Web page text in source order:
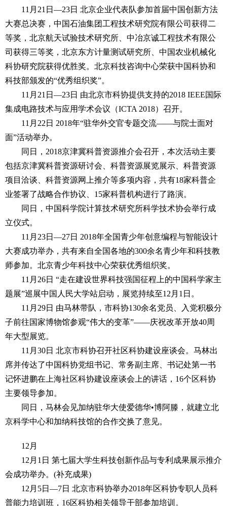
11月21日—23日 北京企业代表队参加首届中国创新方法
大赛总决赛，中国石油集团工程技术研究院有限公司获得二
等奖，北京航天试验技术研究所、中冶京诚工程技术有限公
司获得三等奖，北京东方计量测试研究所、中国农业机械化
科协研究院获得优胜奖。北京科技咨询中心荣获中国科协和
科技部颁发的“优秀组织奖”。
11月21日—23日 由北京市科协提供支持的2018 IEEE国际
集成电路技术与应用学术会议（ICTA 2018）召开。
11月22日 2018年“驻华外交官专题交流——与院士面对
面”活动举办。
同日，2018京津冀科普资源推介会召开，本次活动主要
包括京津冀科普资源研讨会、科普资源展览展示、科普资源
项目洽谈、科普资源网上推介等多项内容，共有18家科普企
业签署了战略合作协议、15家科普机构进行了路演。
同日，中国科学院计算技术研究所科学技术协会举行成
立仪式。
11月23日—27日 2018年全国青少年创意编程与智能设计
大赛成功举办，共有来自全国各地的300余名青少年和科技教
师参加。北京青少年科技中心荣获优秀组织奖。
11月26日 “走在建设世界科技强国征程上的中国科学家主
题展”巡展中国人民大学站启动，展览持续至12月1日。
11月29日 由马林带队，市科协130余名党员、入党积极分
子前往国家博物馆参观“伟大的变革”——庆祝改革开放40周
年大型展览。
11月30日 北京市科协召开社区科协建设座谈会。马林出
席并传达了中国科协党组书记、常务副主席、书记处第一书
记怀进鹏在上海社区科协建设座谈会上的讲话，16个区科协
主要领导参加。
同日，马林会见加纳驻华大使爱德华•博阿滕，就建立北
京科学中心和加纳科技馆的合作交换了意见。
12月
12月1日 第七届大学生科技创新作品与专利成果展示推介
会成功举办。(补充成果)
12月5日—7日 北京市科协举办2018年区科协专职人员科
普能力培训班，16区科协相关领导干部参加培训。